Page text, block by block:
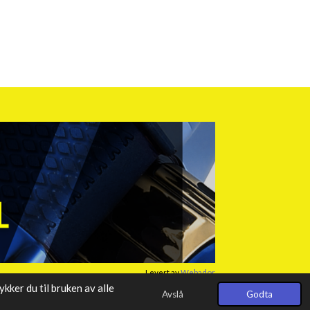
du til bruken av alle
Avslå Godta
Levert avWebador